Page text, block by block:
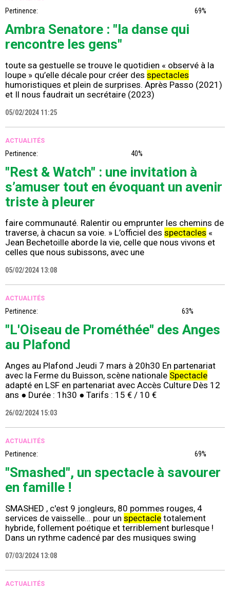
Pertinence: 69%
Ambra Senatore : "la danse qui
rencontre les gens"
toute sa gestuelle se trouve le quotidien « observé à la
loupe » qu’elle décale pour créer des spectacles
humoristiques et plein de surprises. Après Passo (2021)
et Il nous faudrait un secrétaire (2023)
05/02/2024 11:25
ACTUALITÉS
Pertinence: 40%
"Rest & Watch" : une invitation à
s’amuser tout en évoquant un avenir
triste à pleurer
faire communauté. Ralentir ou emprunter les chemins de
traverse, à chacun sa voie. » L’officiel des spectacles «
Jean Bechetoille aborde la vie, celle que nous vivons et
celles que nous subissons, avec une
05/02/2024 13:08
ACTUALITÉS
Pertinence: 63%
"L'Oiseau de Prométhée" des Anges
au Plafond
Anges au Plafond Jeudi 7 mars à 20h30 En partenariat
avec la Ferme du Buisson, scène nationale Spectacle
adapté en LSF en partenariat avec Accès Culture Dès 12
ans ● Durée : 1h30 ● Tarifs : 15 € / 10 €
26/02/2024 15:03
ACTUALITÉS
Pertinence: 69%
"Smashed", un spectacle à savourer
en famille !
SMASHED , c'est 9 jongleurs, 80 pommes rouges, 4
services de vaisselle... pour un spectacle totalement
hybride, follement poétique et terriblement burlesque !
Dans un rythme cadencé par des musiques swing
07/03/2024 13:08
ACTUALITÉS